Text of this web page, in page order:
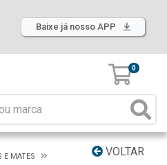
Baixe já nosso APP
0
VOLTAR
E MATES